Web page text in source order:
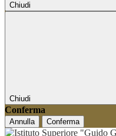
Chiudi
Chiudi
Conferma
Annulla Conferma